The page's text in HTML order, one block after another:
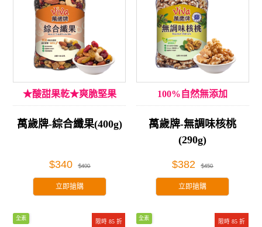
★酸甜果乾★爽脆堅果
萬歲牌-綜合纖果(400g)
$340 $400
立即搶購
100%自然無添加
萬歲牌-無調味核桃
(290g)
$382 $450
立即搶購
限時 85 折
全素
限時 85 折
全素